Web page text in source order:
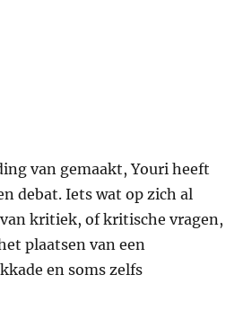
van gemaakt, Youri heeft
debat. Iets wat op zich al
kritiek, of kritische vragen,
plaatsen van een
en soms zelfs